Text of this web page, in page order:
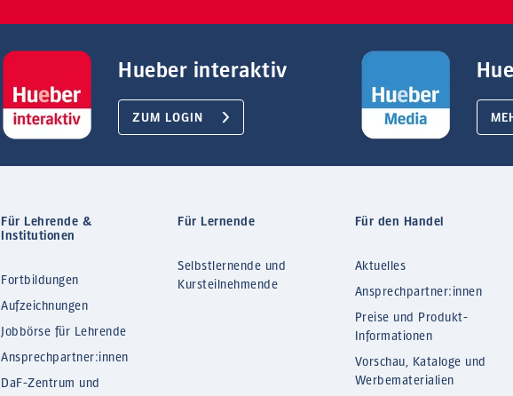
Hueber interaktiv
ZUM LOGIN
Für Lehrende &
Institutionen
Fortbildungen
Aufzeichnungen
Jobbörse für Lehrende
Ansprechpartner:innen
DaF-Zentrum und
Für Lernende
Selbstlernende und
Kursteilnehmende
Für den Handel
Aktuelles
Ansprechpartner:innen
Preise und Produkt-
Informationen
Vorschau, Kataloge und
Werbematerialien